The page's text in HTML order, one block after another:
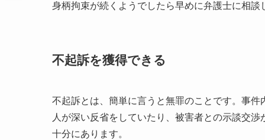
身柄拘束が続くようでしたら早めに弁護士に相
不起訴を獲得できる
不起訴とは、簡単に言うと無罪のことです。事
人が深い反省をしていたり、被害者との示談交
十分にあります。